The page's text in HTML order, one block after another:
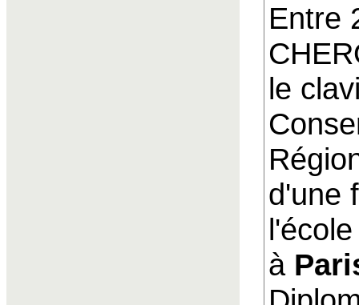
Entre
le
d'une
à